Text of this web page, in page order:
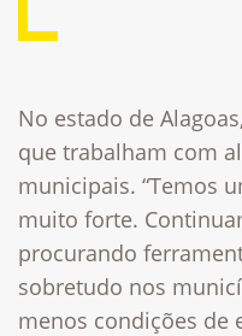
No estado de
que trabalham com
municipais. “Temos
muito forte.
procurando
sobretudo nos
menos condições de